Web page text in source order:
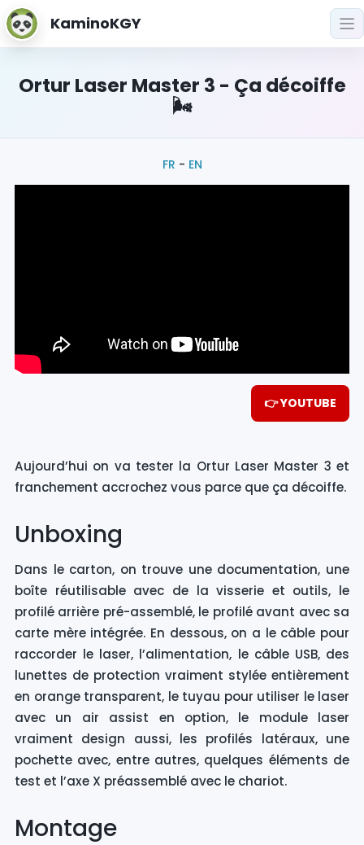
KaminoKGY
Ortur Laser Master 3 - Ça décoiffe
🌬️
FR - EN
👉 YOUTUBE
Aujourd’hui on va tester la Ortur Laser Master 3 et
franchement accrochez vous parce que ça décoiffe.
Unboxing
Dans le carton, on trouve une documentation, une
boîte réutilisable avec de la visserie et outils, le
profilé arrière pré-assemblé, le profilé avant avec sa
carte mère intégrée. En dessous, on a le câble pour
raccorder le laser, l’alimentation, le câble USB, des
lunettes de protection vraiment stylée entièrement
en orange transparent, le tuyau pour utiliser le laser
avec un air assist en option, le module laser
vraiment design aussi, les profilés latéraux, une
pochette avec, entre autres, quelques éléments de
test et l’axe X préassemblé avec le chariot.
Montage